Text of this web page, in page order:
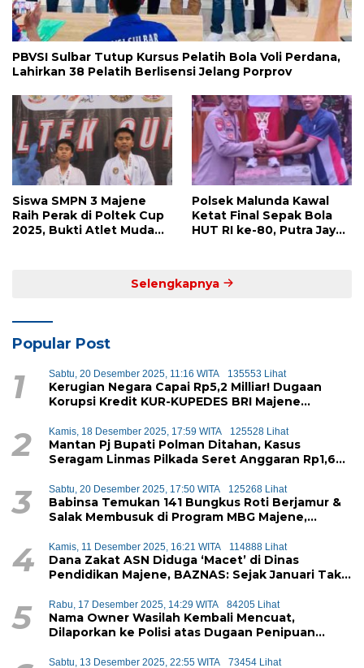
PBVSI Sulbar Tutup Kursus Pelatih Bola Voli Perdana,
Lahirkan 38 Pelatih Berlisensi Jelang Porprov
Siswa SMPN 3 Majene
Raih Perak di Poltek Cup
2025, Bukti Atlet Muda
Polsek Malunda Kawal
Ketat Final Sepak Bola
HUT RI ke-80, Putra Jaya
Selengkapnya
Popular Post
1 Sabtu, 20 Desember 2025, 11:16 WITA 135553 Lihat
Kerugian Negara Capai Rp5,2 Milliar! Dugaan
Korupsi Kredit KUR-KUPEDES BRI Majene
2 Kamis, 18 Desember 2025, 17:59 WITA 125528 Lihat
Mantan Pj Bupati Polman Ditahan, Kasus
Seragam Linmas Pilkada Seret Anggaran Rp1,6
3 Sabtu, 20 Desember 2025, 17:50 WITA 125268 Lihat
Babinsa Temukan 141 Bungkus Roti Berjamur &
Salak Membusuk di Program MBG Majene,
4 Kamis, 11 Desember 2025, 16:21 WITA 114888 Lihat
Dana Zakat ASN Diduga ‘Macet’ di Dinas
Pendidikan Majene, BAZNAS: Sejak Januari Tak
5 Rabu, 17 Desember 2025, 14:29 WITA 84205 Lihat
Nama Owner Wasilah Kembali Mencuat,
Dilaporkan ke Polisi atas Dugaan Penipuan
Sabtu, 13 Desember 2025, 22:55 WITA 73454 Lihat